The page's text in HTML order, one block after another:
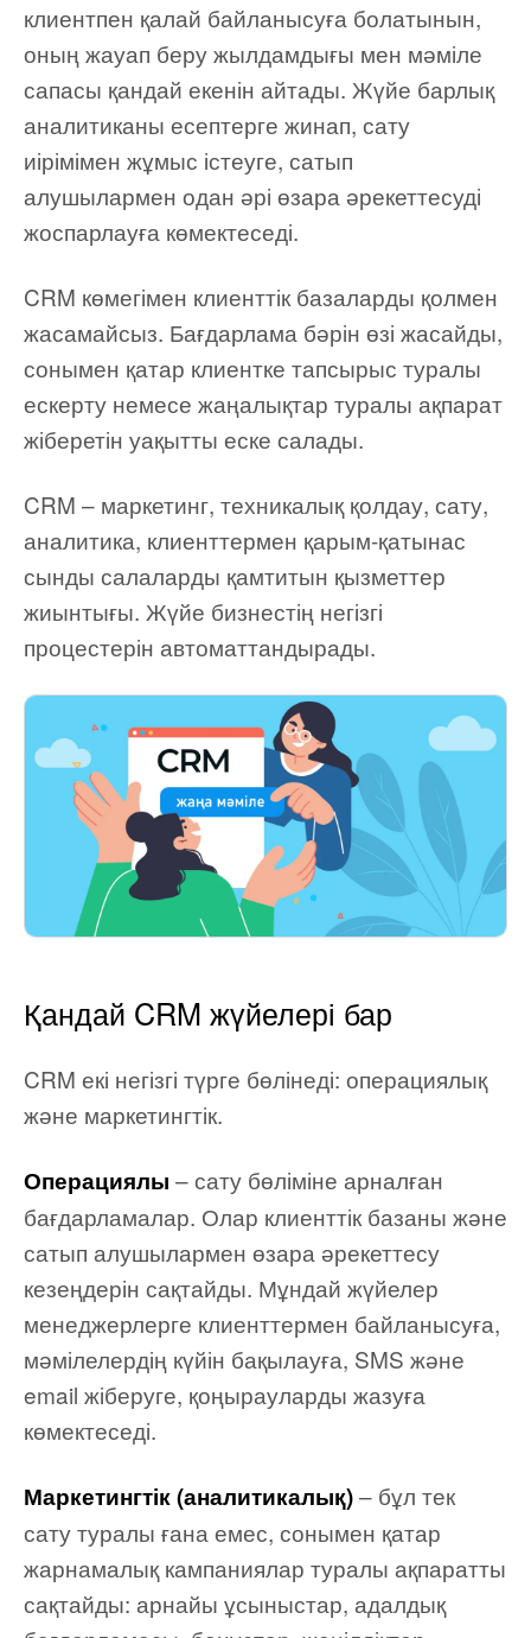
клиентпен қалай байланысуға болатынын,
оның жауап беру жылдамдығы мен мәміле
сапасы қандай екенін айтады. Жүйе барлық
аналитиканы есептерге жинап, сату
иірімімен жұмыс істеуге, сатып
алушылармен одан әрі өзара әрекеттесуді
жоспарлауға көмектеседі.
CRM көмегімен клиенттік базаларды қолмен
жасамайсыз. Бағдарлама бәрін өзі жасайды,
сонымен қатар клиентке тапсырыс туралы
ескерту немесе жаңалықтар туралы ақпарат
жіберетін уақытты еске салады.
CRM – маркетинг, техникалық қолдау, сату,
аналитика, клиенттермен қарым-қатынас
сынды салаларды қамтитын қызметтер
жиынтығы. Жүйе бизнестің негізгі
процестерін автоматтандырады.
Қандай CRM жүйелері бар
CRM екі негізгі түрге бөлінеді: операциялық
және маркетингтік.
Операциялы – сату бөліміне арналған
бағдарламалар. Олар клиенттік базаны және
сатып алушылармен өзара әрекеттесу
кезеңдерін сақтайды. Мұндай жүйелер
менеджерлерге клиенттермен байланысуға,
мәмілелердің күйін бақылауға, SMS және
email жіберуге, қоңырауларды жазуға
көмектеседі.
Маркетингтік (аналитикалық)– бұл тек
сату туралы ғана емес, сонымен қатар
жарнамалық кампаниялар туралы ақпаратты
сақтайды: арнайы ұсыныстар, адалдық